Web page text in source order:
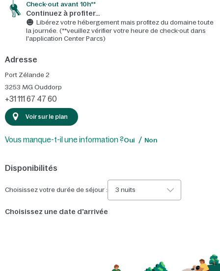
Check-out avant 10h**
Continuez à profiter…
Libérez votre hébergement mais profitez du domaine toute
la journée. (**veuillez vérifier votre heure de check-out dans
l'application Center Parcs)
Adresse
Port Zélande 2
3253 MG Ouddorp
+31 111 67 47 60
Voir sur le plan
Vous manque-t-il une information ?Oui Non
Disponibilités
Choisissez votre durée de séjour : 3 nuits
Choisissez une date d'arrivée